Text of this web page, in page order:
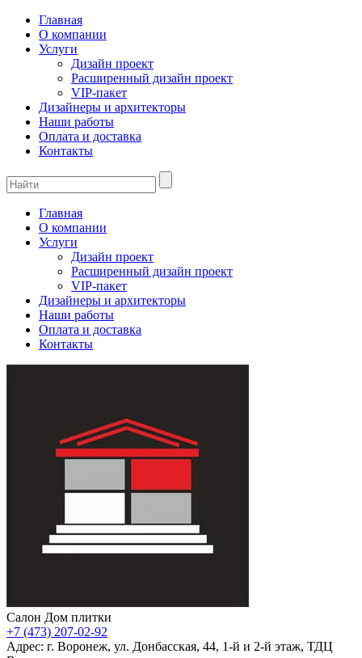
Главная
О компании
Услуги
Дизайн проект
Расширенный дизайн проект
VIP-пакет
Дизайнеры и архитекторы
Наши работы
Оплата и доставка
Контакты
Главная
О компании
Услуги
Дизайн проект
Расширенный дизайн проект
VIP-пакет
Дизайнеры и архитекторы
Наши работы
Оплата и доставка
Контакты
Салон Дом плитки
+7 (473) 207-02-92
Адрес: г. Воронеж, ул. Донбасская, 44, 1-й и 2-й этаж, ТДЦ